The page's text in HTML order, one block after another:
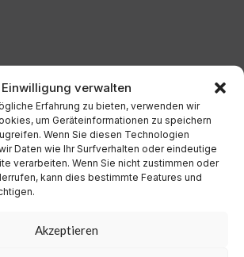
Einwilligung verwalten
Erfahrung zu bieten, verwenden wir
um Geräteinformationen zu speichern
Wenn Sie diesen Technologien
Daten wie Ihr Surfverhalten oder eindeutige
verarbeiten. Wenn Sie nicht zustimmen oder
kann dies bestimmte Features und
Akzeptieren